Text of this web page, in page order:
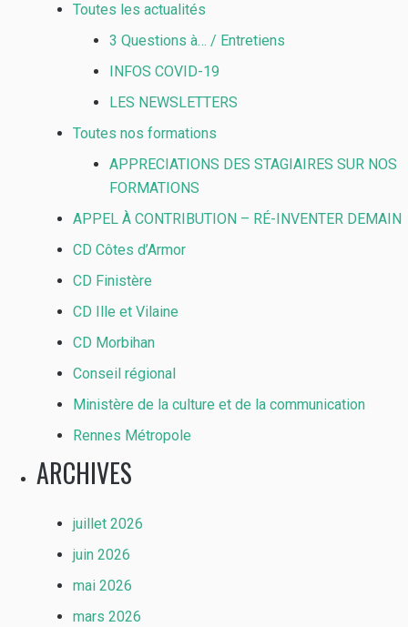
Toutes les actualités
3 Questions à… / Entretiens
INFOS COVID-19
LES NEWSLETTERS
Toutes nos formations
APPRECIATIONS DES STAGIAIRES SUR NOS
FORMATIONS
APPEL À CONTRIBUTION – RÉ-INVENTER DEMAIN
CD Côtes d’Armor
CD Finistère
CD Ille et Vilaine
CD Morbihan
Conseil régional
Ministère de la culture et de la communication
Rennes Métropole
ARCHIVES
juillet 2026
juin 2026
mai 2026
mars 2026